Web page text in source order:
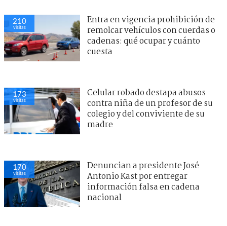
210
visitas
Entra en vigencia prohibición de
remolcar vehículos con cuerdas o
cadenas: qué ocupar y cuánto
cuesta
173
visitas
Celular robado destapa abusos
contra niña de un profesor de su
colegio y del conviviente de su
madre
170
visitas
Denuncian a presidente José
Antonio Kast por entregar
información falsa en cadena
nacional